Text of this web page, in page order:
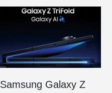
Samsung Galaxy Z